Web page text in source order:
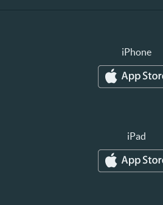
iPhone
iPad